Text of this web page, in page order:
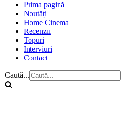
Prima pagină
Noutăți
Home Cinema
Recenzii
Topuri
Interviuri
Contact
Caută...